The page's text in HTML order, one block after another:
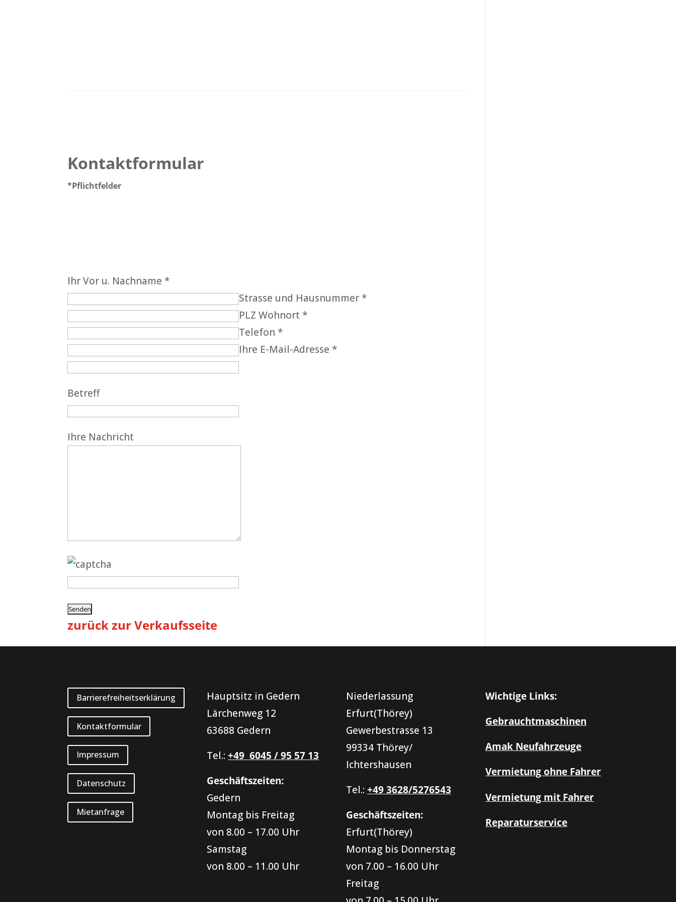
Kontaktformular
*Pflichtfelder
Ihr Vor u. Nachname *
Strasse und Hausnummer *
PLZ Wohnort *
Telefon *
Ihre E-Mail-Adresse *
Betreff
Ihre Nachricht
zurück zur Verkaufsseite
Barrierefreiheitserklärung
Kontaktformular
Impressum
Datenschutz
Mietanfrage
Hauptsitz in Gedern
Lärchenweg 12
63688 Gedern
Tel.:+49 6045 / 95 57 13
Geschäftszeiten:
Gedern
Montag bis Freitag
von 8.00 – 17.00 Uhr
Samstag
von 8.00 – 11.00 Uhr
Niederlassung
Erfurt(Thörey)
Gewerbestrasse 13
99334 Thörey/
Ichtershausen
Tel.:+49 3628/5276543
Geschäftszeiten:
Erfurt(Thörey)
Montag bis Donnerstag
von 7.00 – 16.00 Uhr
Freitag
Wichtige Links:
Gebrauchtmaschinen
Amak Neufahrzeuge
Vermietung ohne Fahrer
Vermietung mit Fahrer
Reparaturservice